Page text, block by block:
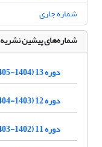
شماره جاری
شماره‌های پیشین نشریه
دوره 13 (1404-1405)
دوره 12 (1403-1404)
دوره 11 (1402-1403)